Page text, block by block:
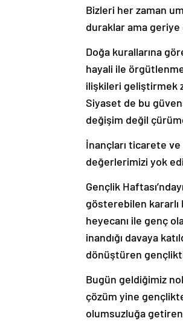
Bizleri her zaman
duraklar ama geriye
Doğa kurallarına
hayali ile
ilişkileri geliştirmek
Siyaset de bu
değişim değil
İnançları ticarete
değerlerimizi yok
Gençlik
gösterebilen kararlı
heyecanı ile genç
inandığı davaya
dönüştüren
Bugün geldiğimiz
çözüm yine
olumsuzluğa